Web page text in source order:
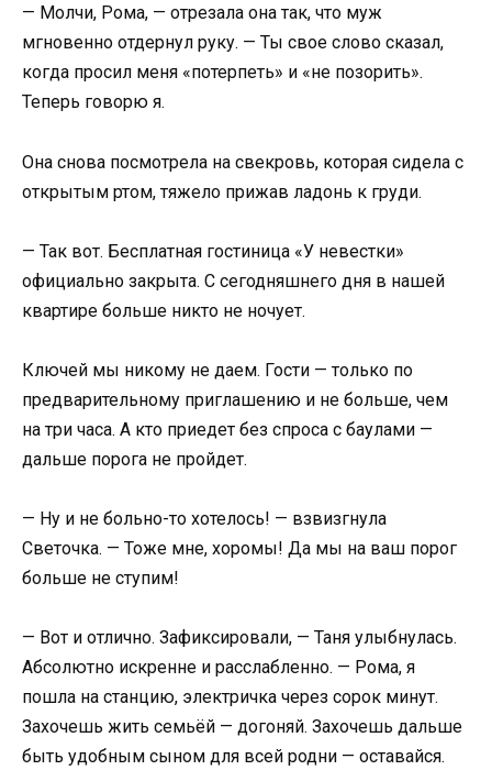
— Молчи, Рома, — отрезала она так, что муж
мгновенно отдернул руку. — Ты свое слово сказал,
когда просил меня «потерпеть» и «не позорить».
Теперь говорю я.
Она снова посмотрела на свекровь, которая сидела с
открытым ртом, тяжело прижав ладонь к груди.
— Так вот. Бесплатная гостиница «У невестки»
официально закрыта. С сегодняшнего дня в нашей
квартире больше никто не ночует.
Ключей мы никому не даем. Гости — только по
предварительному приглашению и не больше, чем
на три часа. А кто приедет без спроса с баулами —
дальше порога не пройдет.
— Ну и не больно-то хотелось! — взвизгнула
Светочка. — Тоже мне, хоромы! Да мы на ваш порог
больше не ступим!
— Вот и отлично. Зафиксировали, — Таня улыбнулась.
Абсолютно искренне и расслабленно. — Рома, я
пошла на станцию, электричка через сорок минут.
Захочешь жить семьёй — догоняй. Захочешь дальше
быть удобным сыном для всей родни — оставайся.